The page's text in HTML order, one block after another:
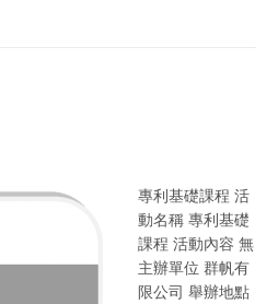
專利基礎課程 活
動名稱 專利基礎
課程 活動內容 無
主辦單位 群帆有
限公司 舉辦地點